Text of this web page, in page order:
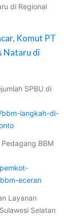
di Regional
Komut PT
Nataru di
SPBU di
langkah-di-
BBM
eceran
Layanan
Selatan